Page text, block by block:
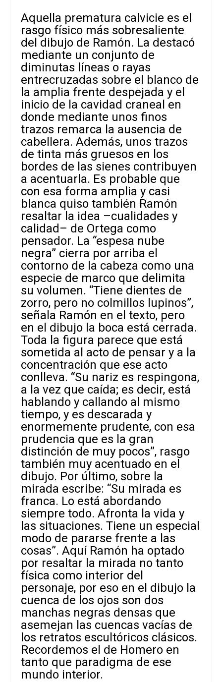
Aquella prematura calvicie es el
rasgo físico más sobresaliente
del dibujo de Ramón. La destacó
mediante un conjunto de
diminutas líneas o rayas
entrecruzadas sobre el blanco de
la amplia frente despejada y el
inicio de la cavidad craneal en
donde mediante unos finos
trazos remarca la ausencia de
cabellera. Además, unos trazos
de tinta más gruesos en los
bordes de las sienes contribuyen
a acentuarla. Es probable que
con esa forma amplia y casi
blanca quiso también Ramón
resaltar la idea –cualidades y
calidad– de Ortega como
pensador. La “espesa nube
negra” cierra por arriba el
contorno de la cabeza como una
especie de marco que delimita
su volumen. “Tiene dientes de
zorro, pero no colmillos lupinos”,
señala Ramón en el texto, pero
en el dibujo la boca está cerrada.
Toda la figura parece que está
sometida al acto de pensar y a la
concentración que ese acto
conlleva. “Su nariz es respingona,
a la vez que caída; es decir, está
hablando y callando al mismo
tiempo, y es descarada y
enormemente prudente, con esa
prudencia que es la gran
distinción de muy pocos”, rasgo
también muy acentuado en el
dibujo. Por último, sobre la
mirada escribe: “Su mirada es
franca. Lo está abordando
siempre todo. Afronta la vida y
las situaciones. Tiene un especial
modo de pararse frente a las
cosas”. Aquí Ramón ha optado
por resaltar la mirada no tanto
física como interior del
personaje, por eso en el dibujo la
cuenca de los ojos son dos
manchas negras densas que
asemejan las cuencas vacías de
los retratos escultóricos clásicos.
Recordemos el de Homero en
tanto que paradigma de ese
mundo interior.